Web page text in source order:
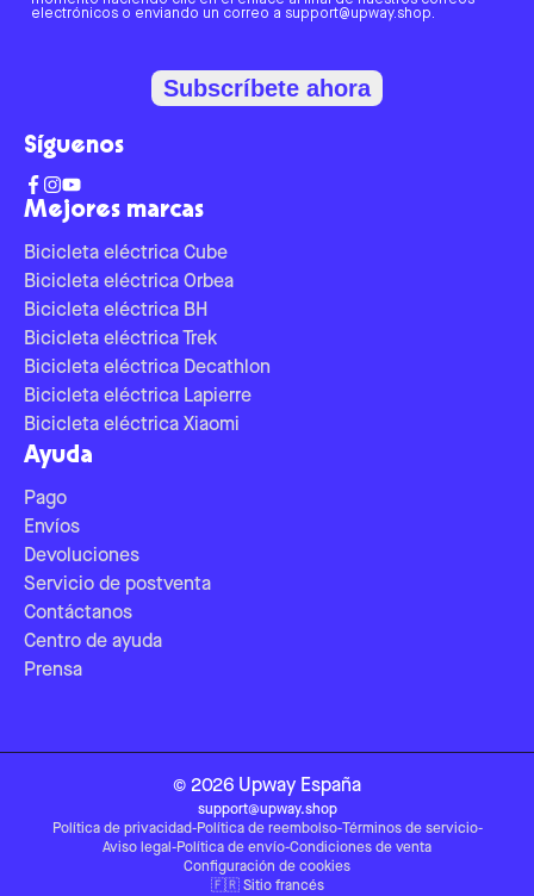
Mejores marcas
Bicicleta eléctrica Cube
Bicicleta eléctrica Orbea
Bicicleta eléctrica BH
Bicicleta eléctrica Trek
Bicicleta eléctrica Decathlon
Bicicleta eléctrica Lapierre
Bicicleta eléctrica Xiaomi
Ayuda
Pago
Envíos
Devoluciones
Servicio de postventa
Contáctanos
Centro de ayuda
Prensa
electrónicos o enviando un correo a support@upway.shop.
Subscríbete ahora
Síguenos
© 2026 Upway España
support@upway.shop
Política de privacidad-Política de reembolso-Términos de servicio-
Aviso legal -Política de envío-Condiciones de venta
Configuración de cookies
🇫🇷 Sitio francés